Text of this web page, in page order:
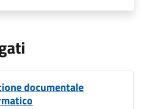
pubblici
documentale